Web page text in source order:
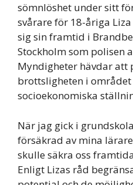
sömnlöshet under sitt
svårare för 18-åriga
sig sin framtid i
Stockholm som polisen
Myndigheter hävdar att
brottsligheten i
socioekonomiska
När jag gick i
försäkrad av mina
skulle säkra oss
Enligt Lizas råd